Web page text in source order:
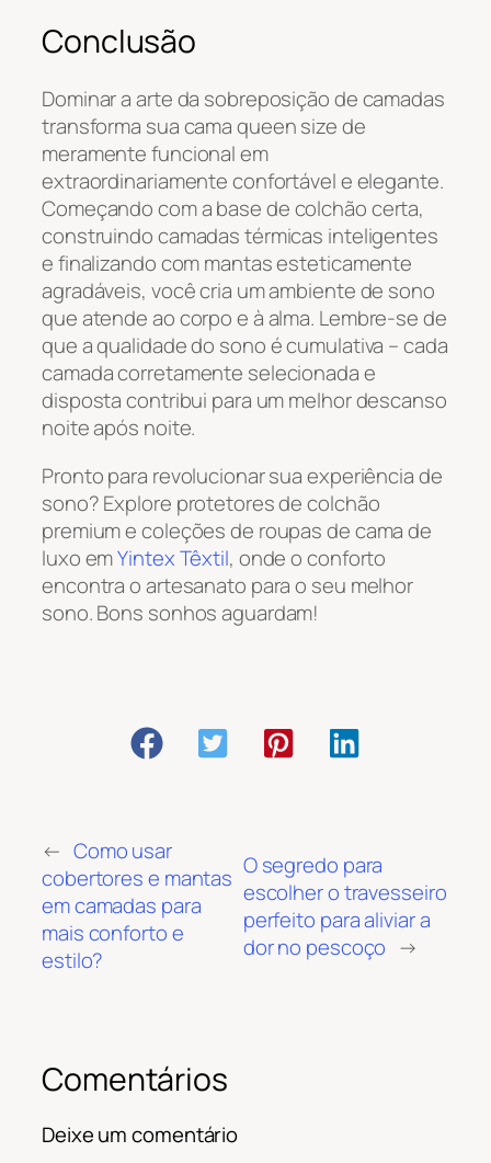
Conclusão
Dominar a arte da sobreposição de camadas
transforma sua cama queen size de
meramente funcional em
extraordinariamente confortável e elegante.
Começando com a base de colchão certa,
construindo camadas térmicas inteligentes
e finalizando com mantas esteticamente
agradáveis, você cria um ambiente de sono
que atende ao corpo e à alma. Lembre-se de
que a qualidade do sono é cumulativa – cada
camada corretamente selecionada e
disposta contribui para um melhor descanso
noite após noite.
Pronto para revolucionar sua experiência de
sono? Explore protetores de colchão
premium e coleções de roupas de cama de
luxo emYintex Têxtil, onde o conforto
encontra o artesanato para o seu melhor
sono. Bons sonhos aguardam!
← Como usar
cobertores e mantas
em camadas para
mais conforto e
estilo?
O segredo para
escolher o travesseiro
perfeito para aliviar a
dor no pescoço →
Comentários
Deixe um comentário